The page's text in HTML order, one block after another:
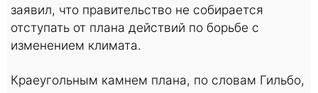
заявил, что правительство не собирается
отступать от плана действий по борьбе с
изменением климата.
Краеугольным камнем плана, по словам Гильбо,